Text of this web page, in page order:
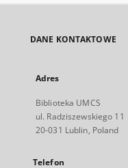
DANE KONTAKTOWE
Adres
Biblioteka UMCS
ul. Radziszewskiego 11
20-031 Lublin, Poland
Telefon